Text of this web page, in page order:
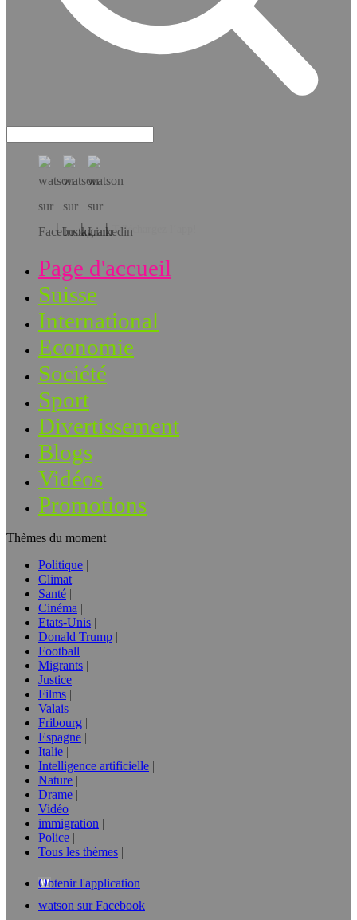
Téléchargez l’app!
Page d'accueil
Suisse
International
Economie
Société
Sport
Divertissement
Blogs
Vidéos
Promotions
Thèmes du moment
Politique
Climat
Santé
Cinéma
Etats-Unis
Donald Trump
Football
Migrants
Justice
Films
Valais
Fribourg
Espagne
Italie
Intelligence artificielle
Nature
Drame
Vidéo
immigration
Police
Tous les thèmes
Obtenir l'application
watson sur Facebook